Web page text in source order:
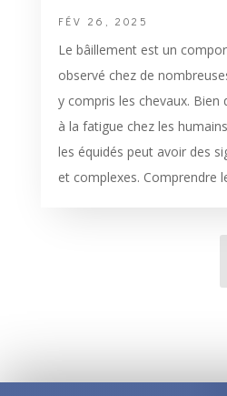
FÉV 26, 2025
Le bâillement est un
observé chez de
y compris les chevaux. Bien
à la fatigue chez les
les équidés peut avoir des
et complexes. Comprendre